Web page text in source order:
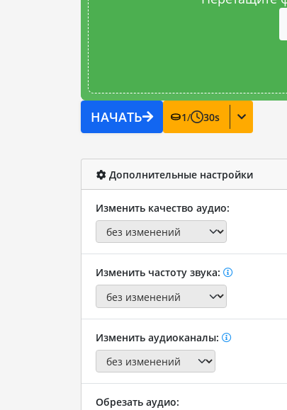
НАЧАТЬ 1/ 30s
Дополнительные настройки
Изменить качество аудио:
Изменить частоту звука:
Изменить аудиоканалы:
Обрезать аудио: